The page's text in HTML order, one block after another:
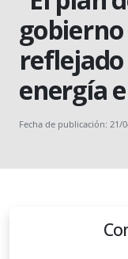
gobierno
reflejado
energía
Fecha de publicación: 21/